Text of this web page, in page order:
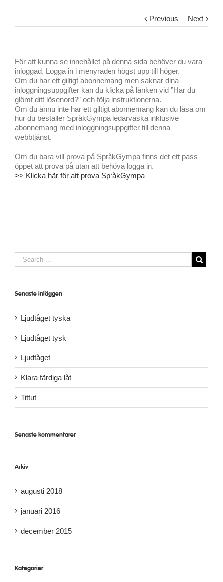
Previous Next
För att kunna se innehållet på denna sida behöver du vara
inloggad. Logga in i menyraden högst upp till höger.
Om du har ett giltigt abonnemang men saknar dina
inloggningsuppgifter kan du klicka på länken vid ”Har du
glömt ditt lösenord?” och följa instruktionerna.
Om du ännu inte har ett giltigt abonnemang kan du läsa om
hur du beställer SpråkGympa ledarväska inklusive
abonnemang med inloggningsuppgifter till denna
webbtjänst.
Om du bara vill prova på SpråkGympa finns det ett pass
öppet att prova på utan att behöva logga in.
>> Klicka här för att prova SpråkGympa
Senaste inläggen
Ljudtåget tyska
Ljudtåget tysk
Ljudtåget
Klara färdiga låt
Tittut
Senaste kommentarer
Arkiv
augusti 2018
januari 2016
december 2015
Kategorier